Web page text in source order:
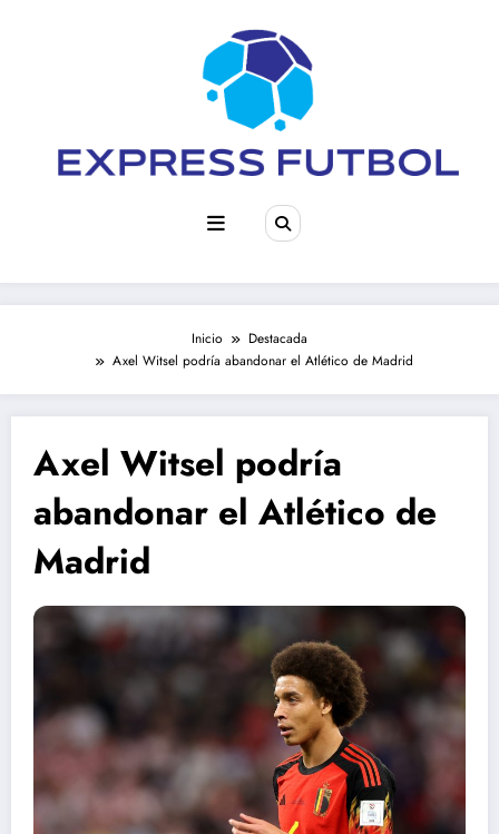
Inicio
Destacada
Axel Witsel podría abandonar el Atlético de Madrid
Axel Witsel podría
abandonar el Atlético de
Madrid